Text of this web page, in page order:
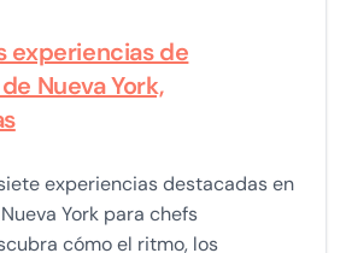
experiencias de
Nueva York,
experiencias destacadas en
York para chefs
cómo el ritmo, los